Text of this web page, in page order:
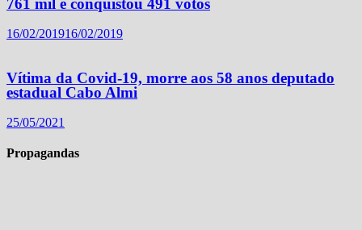
761 mil e conquistou 491 votos
16/02/201916/02/2019
Vítima da Covid-19, morre aos 58 anos deputado
estadual Cabo Almi
25/05/2021
Propagandas